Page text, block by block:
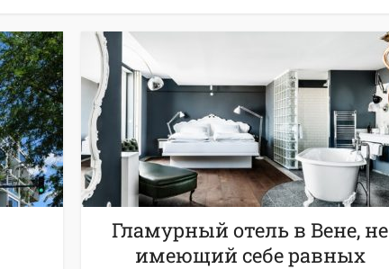
Гламурный отель в Вене, не
имеющий себе равных